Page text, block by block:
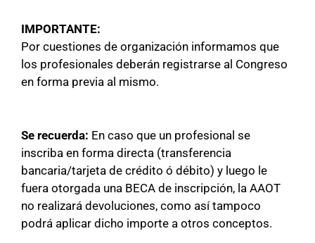
IMPORTANTE:
Por cuestiones de organización informamos que
los profesionales deberán registrarse al Congreso
en forma previa al mismo.
Se recuerda: En caso que un profesional se
inscriba en forma directa (transferencia
bancaria/tarjeta de crédito ó débito) y luego le
fuera otorgada una BECA de inscripción, la AAOT
no realizará devoluciones, como así tampoco
podrá aplicar dicho importe a otros conceptos.